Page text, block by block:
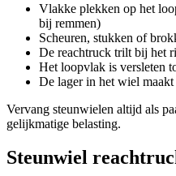
Vlakke plekken op het
bij remmen)
Scheuren, stukken of
De reachtruck trilt bij het
Het loopvlak is versleten
De lager in het wiel
Vervang steunwielen altijd als
gelijkmatige belasting.
Steunwiel